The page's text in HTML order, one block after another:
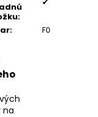
:
: F0
na